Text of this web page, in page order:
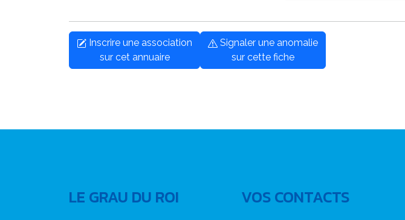
Inscrire une association
sur cet annuaire
Signaler une anomalie
sur cette fiche
LE GRAU DU ROI VOS CONTACTS